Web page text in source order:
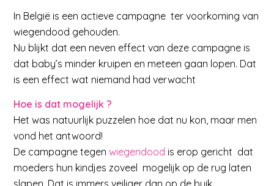
In België is een actieve campagne ter voorkoming van
wiegendood gehouden.
Nu blijkt dat een neven effect van deze campagne is
dat baby’s minder kruipen en meteen gaan lopen. Dat
is een effect wat niemand had verwacht
Hoe is dat mogelijk ?
Het was natuurlijk puzzelen hoe dat nu kon, maar men
vond het antwoord!
De campagne tegenwiegendood is erop gericht dat
moeders hun kindjes zoveel mogelijk op de rug laten
slapen. Dat is immers veiliger dan op de buik.